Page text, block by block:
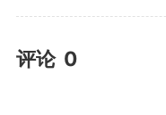
评论 0